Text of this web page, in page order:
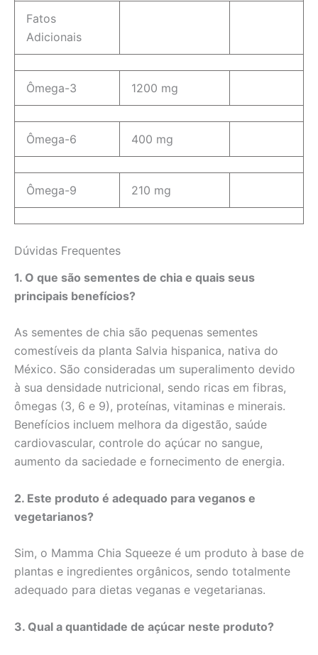
Fatos
Adicionais
Ômega-3 1200 mg
Ômega-6 400 mg
Ômega-9 210 mg
Dúvidas Frequentes
1. O que são sementes de chia e quais seus
principais benefícios?
As sementes de chia são pequenas sementes
comestíveis da planta Salvia hispanica, nativa do
México. São consideradas um superalimento devido
à sua densidade nutricional, sendo ricas em fibras,
ômegas (3, 6 e 9), proteínas, vitaminas e minerais.
Benefícios incluem melhora da digestão, saúde
cardiovascular, controle do açúcar no sangue,
aumento da saciedade e fornecimento de energia.
2. Este produto é adequado para veganos e
vegetarianos?
Sim, o Mamma Chia Squeeze é um produto à base de
plantas e ingredientes orgânicos, sendo totalmente
adequado para dietas veganas e vegetarianas.
3. Qual a quantidade de açúcar neste produto?